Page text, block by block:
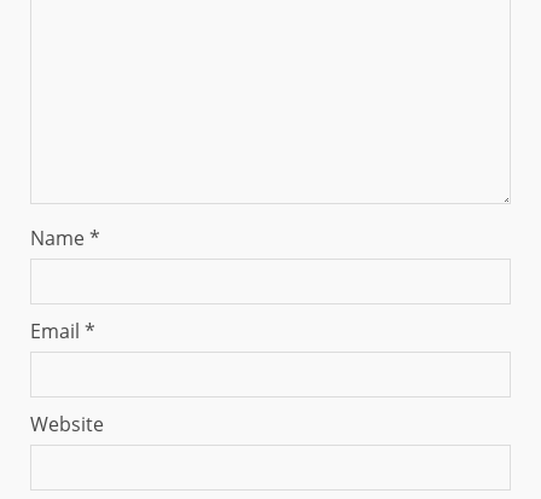
Name*
Email *
Website